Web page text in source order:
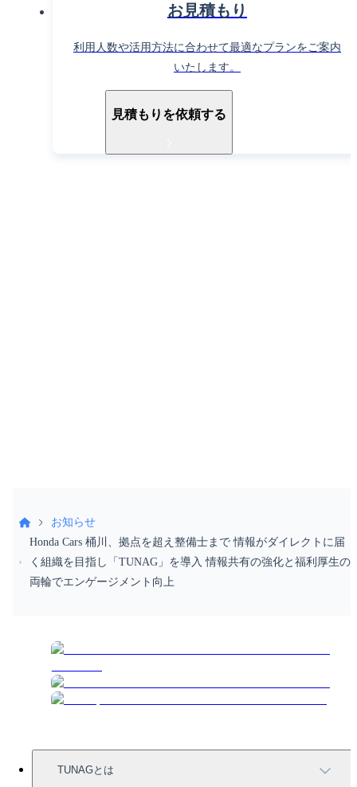
お見積もり
利用人数や活用方法に合わせて最適なプランをご案内
いたします。
見積もりを依頼する
お知らせ
Honda Cars 桶川、拠点を超え整備士まで 情報がダイレクトに届
く組織を目指し「TUNAG」を導入 情報共有の強化と福利厚生の
両輪でエンゲージメント向上
TUNAGとは